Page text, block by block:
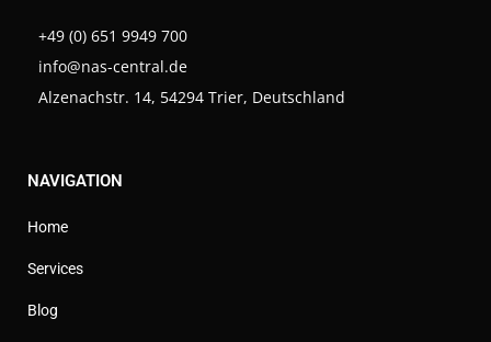
+49 (0) 651 9949 700
info@nas-central.de
Alzenachstr. 14, 54294 Trier, Deutschland
NAVIGATION
Home
Services
Blog